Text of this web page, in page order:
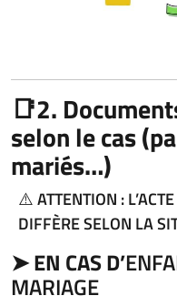
📑2.
selon le cas
mariés…)
⚠️ATTENTION :
DIFFÈRE SELON LA
➤ EN CAS D’
MARIAGE